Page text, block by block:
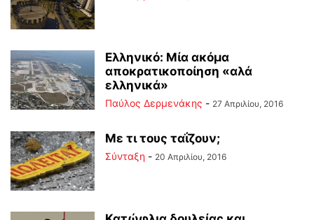
Ελληνικό: Μία ακόμα
αποκρατικοποίηση «αλά
ελληνικά»
Παύλος Δερμενάκης - 27 Απριλίου, 2016
Με τι τους ταΐζουν;
Σύνταξη - 20 Απριλίου, 2016